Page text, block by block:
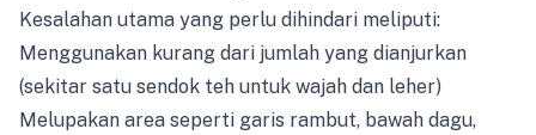
Kesalahan utama yang perlu dihindari meliputi:
Menggunakan kurang dari jumlah yang dianjurkan
(sekitar satu sendok teh untuk wajah dan leher)
Melupakan area seperti garis rambut, bawah dagu,